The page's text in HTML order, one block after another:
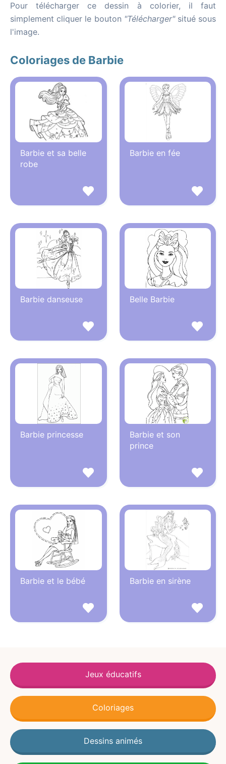
Pour télécharger ce dessin à colorier, il faut
simplement cliquer le bouton "Télécharger"situé sous
l'image.
Coloriages de Barbie
Barbie et sa belle
robe
Barbie en fée
Barbie danseuse Belle Barbie
Barbie princesse
Barbie et son
prince
Barbie et le bébé Barbie en sirène
Jeux éducatifs
Coloriages
Dessins animés